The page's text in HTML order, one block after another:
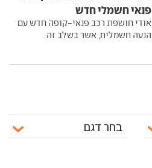
פנאי חשמלי חדש
אודי חושפת רכב פנאי-קופה חדש עם
הנעה חשמלית, אשר בשלב זה